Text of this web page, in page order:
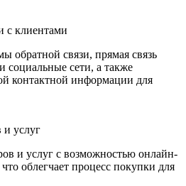
с клиентами
обратной связи, прямая связь
социальные сети, а также
контактной информации для
и услуг
и услуг с возможностью онлайн-
облегчает процесс покупки для